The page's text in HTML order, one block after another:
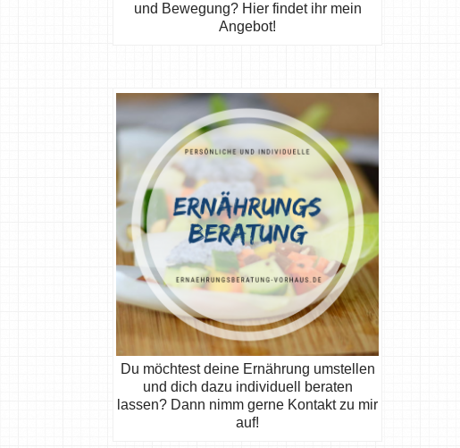
und Bewegung? Hier findet ihr mein
Angebot!
Du möchtest deine Ernährung umstellen
und dich dazu individuell beraten
lassen? Dann nimm gerne Kontakt zu mir
auf!